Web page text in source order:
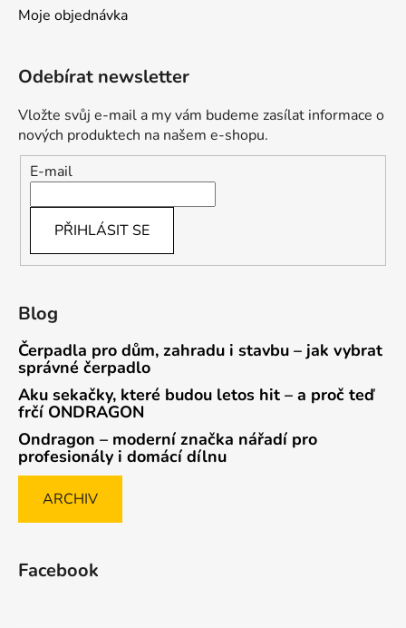
Moje objednávka
Odebírat newsletter
Vložte svůj e-mail a my vám budeme zasílat informace o
nových produktech na našem e-shopu.
E-mail
PŘIHLÁSIT SE
Blog
Čerpadla pro dům, zahradu i stavbu – jak vybrat
správné čerpadlo
Aku sekačky, které budou letos hit – a proč teď
frčí ONDRAGON
Ondragon – moderní značka nářadí pro
profesionály i domácí dílnu
ARCHIV
Facebook